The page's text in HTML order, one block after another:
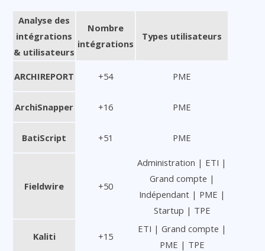
Analyse des
intégrations
& utilisateurs
Nombre
intégrations
Types utilisateurs
ARCHIREPORT +54 PME
ArchiSnapper +16 PME
BatiScript +51 PME
Fieldwire +50
Administration | ETI |
Grand compte |
Indépendant | PME |
Startup | TPE
Kaliti +15
ETI | Grand compte |
PME | TPE